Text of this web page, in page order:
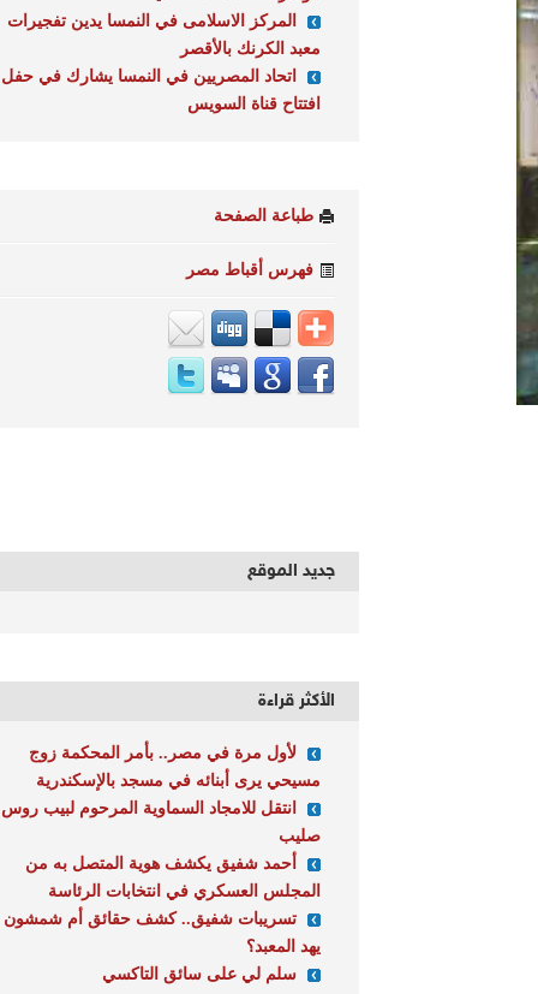
المركز الاسلامى في النمسا يدين تفجيرات
معبد الكرنك بالأقصر
اتحاد المصريين في النمسا يشارك في حفل
افتتاح قناة السويس
طباعة الصفحة
فهرس أقباط مصر
جديد الموقع
الأكثر قراءة
لأول مرة في مصر.. بأمر المحكمة زوج
مسيحي يرى أبنائه في مسجد بالإسكندرية
انتقل للامجاد السماوية المرحوم لبيب روس
صليب
أحمد شفيق يكشف هوية المتصل به من
المجلس العسكري في انتخابات الرئاسة
تسريبات شفيق.. كشف حقائق أم شمشون
يهد المعبد؟
سلم لي على سائق التاكسي